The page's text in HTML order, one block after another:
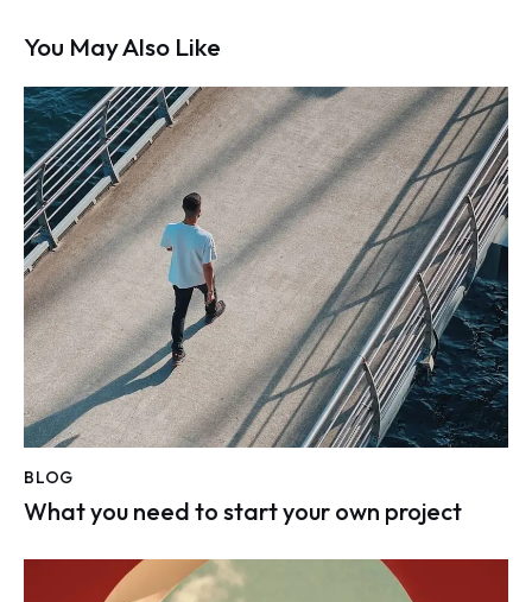
You May Also Like
BLOG
What you need to start your own project